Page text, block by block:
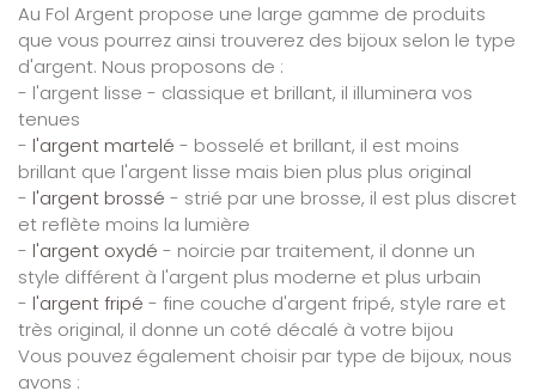
Au Fol Argent propose une large gamme de produits
que vous pourrez ainsi trouverez des bijoux selon le type
d'argent. Nous proposons de :
- l'argent lisse - classique et brillant, il illuminera vos
tenues
- l'argent martelé - bosselé et brillant, il est moins
brillant que l'argent lisse mais bien plus plus original
- l'argent brossé - strié par une brosse, il est plus discret
et reflète moins la lumière
- l'argent oxydé - noircie par traitement, il donne un
style différent à l'argent plus moderne et plus urbain
- l'argent fripé - fine couche d'argent fripé, style rare et
très original, il donne un coté décalé à votre bijou
Vous pouvez également choisir par type de bijoux, nous
avons :